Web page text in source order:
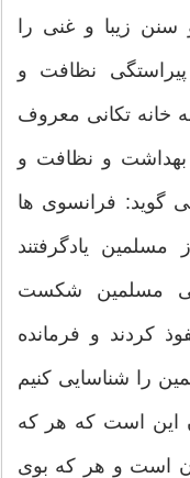
عید نوروز 11آداب و سنن زیبا و غنی را
نظافت و
خانه تکانی معروف
و نظافت و
گوید: فرانسوی ها
یادگرفتند
مسلمین شکست
کردند و فرمانده
را شناسایی کنیم
این است که هر که
است و هر که بوی